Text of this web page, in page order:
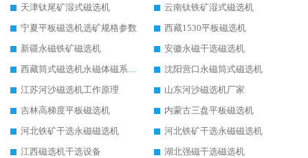
天津钛尾矿湿式磁选机
云南钛铁矿湿式磁选机
宁夏平板磁选机选矿规格参数
西藏1530平板磁选机
新疆永磁铁矿磁选机
安徽永磁干选磁选机
西藏筒式磁选机永磁体磁系设计
沈阳营口永磁筒式磁选机
江苏河沙磁选机工作原理
山东河沙磁选机厂家
吉林高梯度平板磁选机
内蒙古三盘平板磁选机
河北铁矿干选永磁磁选机
河北铁矿干选永磁磁选机
江西磁选机干选设备
湖北强磁干选磁选机